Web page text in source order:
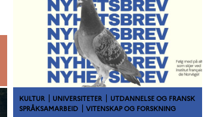
KULTUR | UNIVERSITETER | UTDANNELSE OG FRANSK
SPRÅKSAMARBEID |VITENSKAP OG FORSKNING